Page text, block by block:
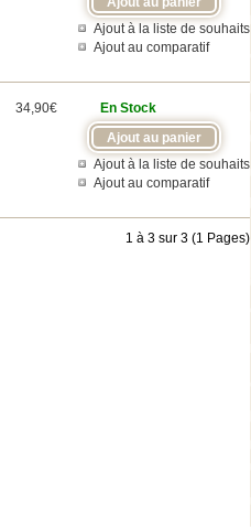
Ajout à la liste de souhaits
Ajout au comparatif
En Stock
Ajout à la liste de souhaits
Ajout au comparatif
34,90€
1 à 3 sur 3 (1 Pages)